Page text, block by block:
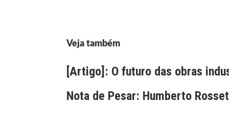
Veja também
[Artigo]: O futuro das obras
Nota de Pesar: Humberto